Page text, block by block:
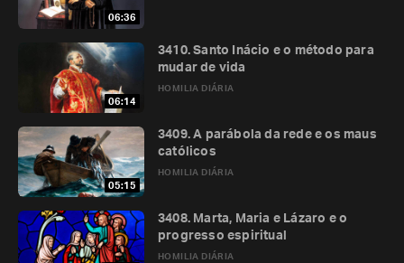
06:36
06:14
HOMILIA DIÁRIA
3410. Santo Inácio e o método para
mudar de vida
05:15
HOMILIA DIÁRIA
3409. A parábola da rede e os maus
católicos
HOMILIA DIÁRIA
3408. Marta, Maria e Lázaro e o
progresso espiritual